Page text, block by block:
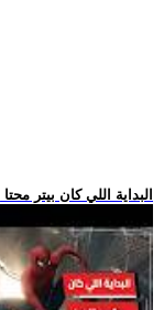
.. فيلم Spider-Man: Brand New Day | البداية اللي كان بيتر محتا